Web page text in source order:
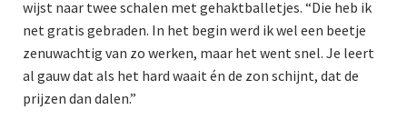
wijst naar twee schalen met gehaktballetjes. “Die heb ik
net gratis gebraden. In het begin werd ik wel een beetje
zenuwachtig van zo werken, maar het went snel. Je leert
al gauw dat als het hard waait én de zon schijnt, dat de
prijzen dan dalen.”